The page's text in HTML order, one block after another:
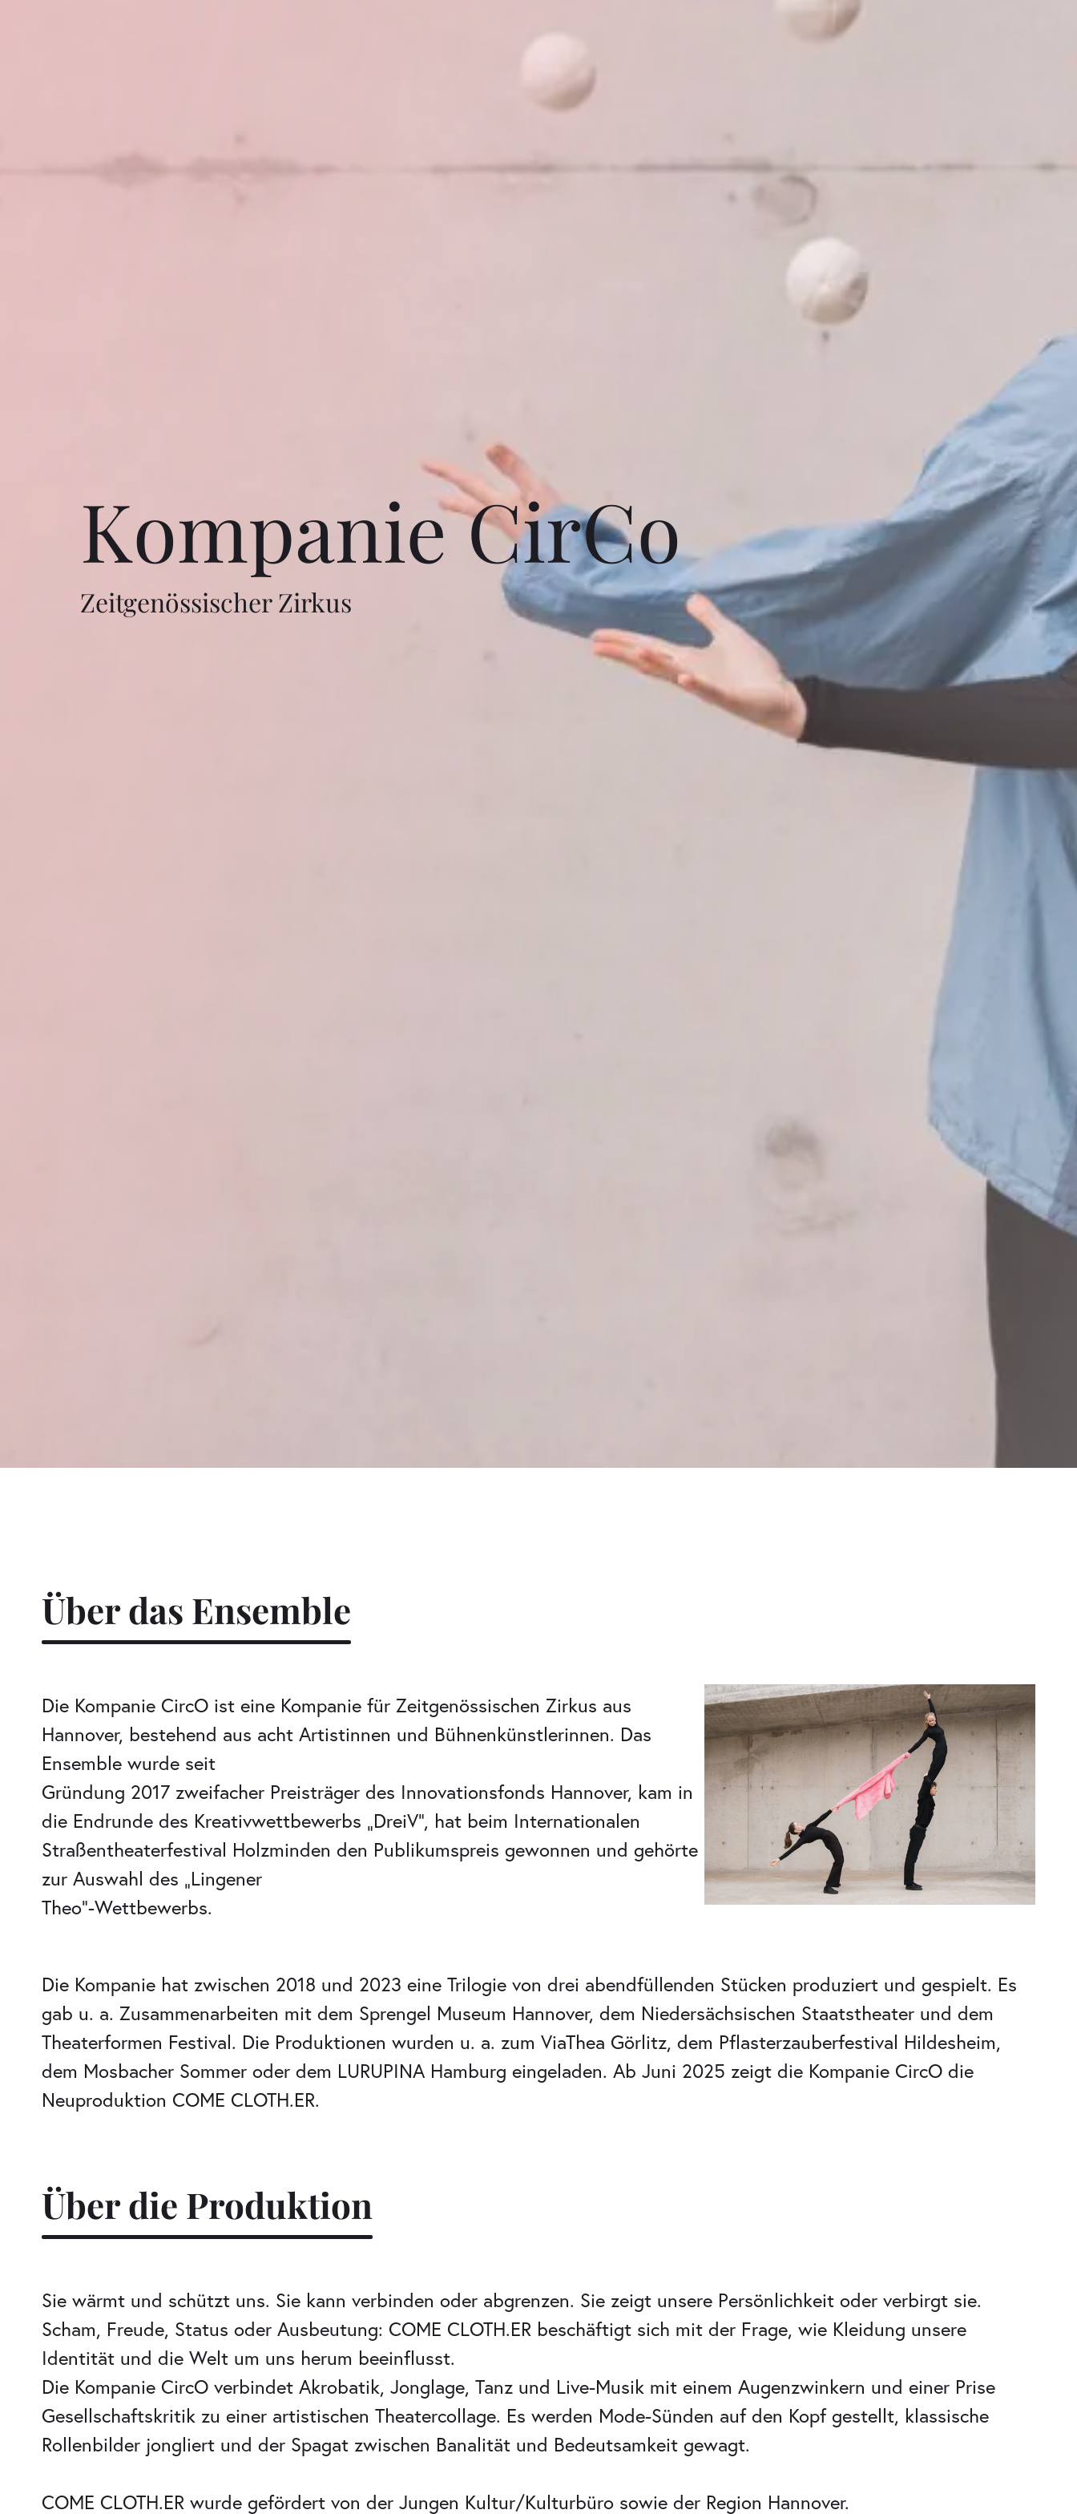
Kompanie CirCo
Zeitgenössischer Zirkus
Über das Ensemble
Die Kompanie CircO ist eine Kompanie für Zeitgenössischen Zirkus aus
Hannover, bestehend aus acht Artistinnen und Bühnenkünstlerinnen. Das
Ensemble wurde seit
Gründung 2017 zweifacher Preisträger des Innovationsfonds Hannover, kam in
die Endrunde des Kreativwettbewerbs „DreiV“, hat beim Internationalen
Straßentheaterfestival Holzminden den Publikumspreis gewonnen und gehörte
zur Auswahl des „Lingener
Theo“-Wettbewerbs.
Die Kompanie hat zwischen 2018 und 2023 eine Trilogie von drei abendfüllenden Stücken produziert und gespielt. Es
gab u. a. Zusammenarbeiten mit dem Sprengel Museum Hannover, dem Niedersächsischen Staatstheater und dem
Theaterformen Festival. Die Produktionen wurden u. a. zum ViaThea Görlitz, dem Pflasterzauberfestival Hildesheim,
dem Mosbacher Sommer oder dem LURUPINA Hamburg eingeladen. Ab Juni 2025 zeigt die Kompanie CircO die
Neuproduktion COME CLOTH.ER.
Über die Produktion
Sie wärmt und schützt uns. Sie kann verbinden oder abgrenzen. Sie zeigt unsere Persönlichkeit oder verbirgt sie.
Scham, Freude, Status oder Ausbeutung: COME CLOTH.ER beschäftigt sich mit der Frage, wie Kleidung unsere
Identität und die Welt um uns herum beeinflusst.
Die Kompanie CircO verbindet Akrobatik, Jonglage, Tanz und Live-Musik mit einem Augenzwinkern und einer Prise
Gesellschaftskritik zu einer artistischen Theatercollage. Es werden Mode-Sünden auf den Kopf gestellt, klassische
Rollenbilder jongliert und der Spagat zwischen Banalität und Bedeutsamkeit gewagt.
COME CLOTH.ER wurde gefördert von der Jungen Kultur/Kulturbüro sowie der Region Hannover.